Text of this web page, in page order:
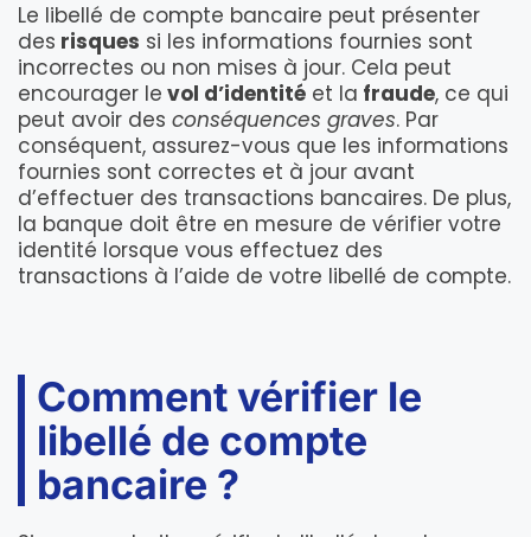
Le libellé de compte bancaire peut présenter
des risques si les informations fournies sont
incorrectes ou non mises à jour. Cela peut
encourager le vol d’identité et la fraude, ce qui
peut avoir des conséquences graves. Par
conséquent, assurez-vous que les informations
fournies sont correctes et à jour avant
d’effectuer des transactions bancaires. De plus,
la banque doit être en mesure de vérifier votre
identité lorsque vous effectuez des
transactions à l’aide de votre libellé de compte.
Comment vérifier le
libellé de compte
bancaire ?